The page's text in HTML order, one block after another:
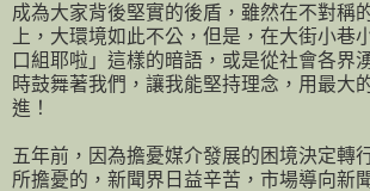
成為大家背後堅實的後盾，雖然在不對稱
上，大環境如此不公，但是，在大街小巷
口組耶啦」這樣的暗語，或是從社會各界
時鼓舞著我們，讓我能堅持理念，用最大
進！
五年前，因為擔憂媒介發展的困境決定轉
所擔憂的，新聞界日益辛苦，市場導向新